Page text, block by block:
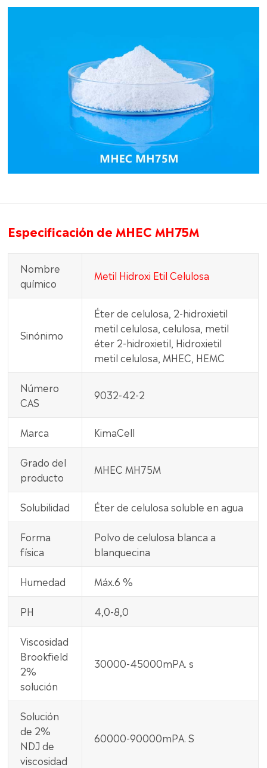
Especificación de MHEC MH75M
Nombre
químico
Metil Hidroxi Etil Celulosa
Sinónimo
Éter de celulosa, 2-hidroxietil
metil celulosa, celulosa, metil
éter 2-hidroxietil, Hidroxietil
metil celulosa, MHEC, HEMC
Número
CAS
9032-42-2
Marca KimaCell
Grado del
producto
MHEC MH75M
Solubilidad Éter de celulosa soluble en agua
Forma
física
Polvo de celulosa blanca a
blanquecina
Humedad Máx.6 %
PH 4,0-8,0
Viscosidad
Brookfield
2%
solución
30000-45000mPA. s
Solución
de 2%
NDJ de
viscosidad
60000-90000mPA. S